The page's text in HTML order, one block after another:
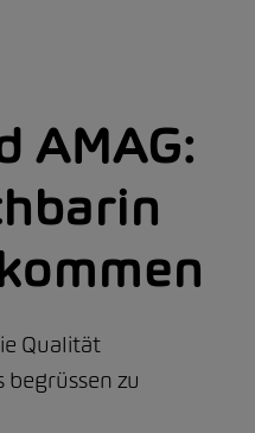
AMAG:
Qualität
begrüssen zu